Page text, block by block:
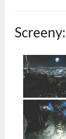
Screeny: